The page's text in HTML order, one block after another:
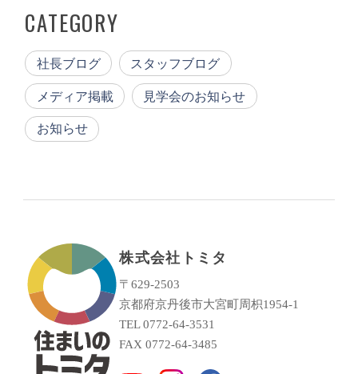
CATEGORY
社長ブログ スタッフブログ
メディア掲載 見学会のお知らせ
お知らせ
株式会社トミタ
〒629-2503
京都府京丹後市大宮町周枳1954-1
TEL 0772-64-3531
FAX 0772-64-3485